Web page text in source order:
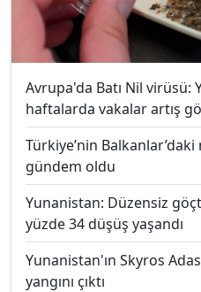
Avrupa'da Batı Nil virüsü:
haftalarda vakalar artış
Türkiye’nin
gündem oldu
Yunanistan: Düzensiz
yüzde 34 düşüş yaşandı
Yunanistan'ın Skyros
yangını çıktı